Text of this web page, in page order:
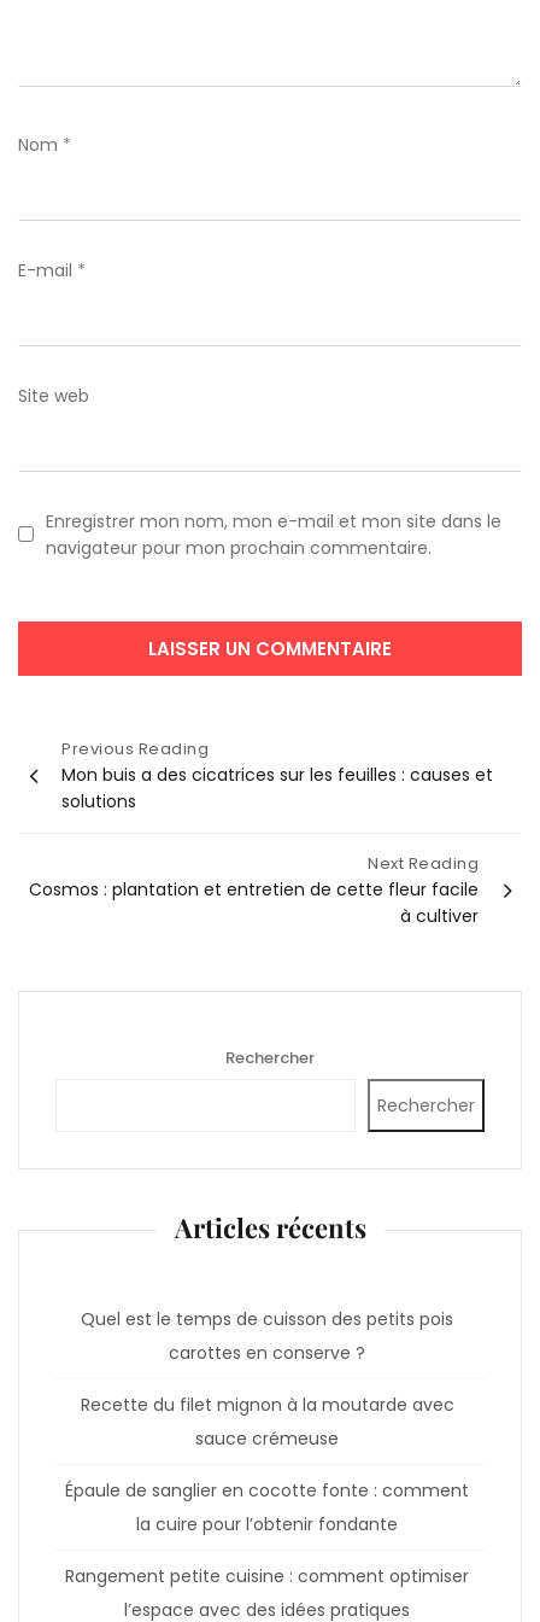
Nom *
E-mail *
Site web
Enregistrer mon nom, mon e-mail et mon site dans le
navigateur pour mon prochain commentaire.
Navigation
de
l’article
Previous Reading
Mon buis a des cicatrices sur les feuilles : causes et
solutions
Next Reading
Cosmos : plantation et entretien de cette fleur facile
à cultiver
Rechercher
Rechercher
Articles récents
Quel est le temps de cuisson des petits pois
carottes en conserve ?
Recette du filet mignon à la moutarde avec
sauce crémeuse
Épaule de sanglier en cocotte fonte : comment
la cuire pour l’obtenir fondante
Rangement petite cuisine : comment optimiser
l’espace avec des idées pratiques